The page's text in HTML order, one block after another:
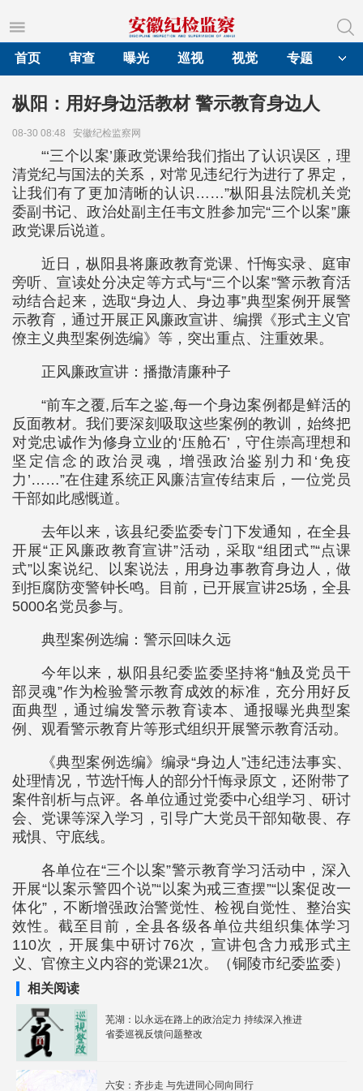
首页
审查 曝光 巡视 视觉 专题
枞阳：用好身边活教材 警示教育身边人
08-30 08:48 安徽纪检监察网
“‘三个以案’廉政党课给我们指出了认识误区，理
清党纪与国法的关系，对常见违纪行为进行了界定，
让我们有了更加清晰的认识……”枞阳县法院机关党
委副书记、政治处副主任韦文胜参加完“三个以案”廉
政党课后说道。
近日，枞阳县将廉政教育党课、忏悔实录、庭审
旁听、宣读处分决定等方式与“三个以案”警示教育活
动结合起来，选取“身边人、身边事”典型案例开展警
示教育，通过开展正风廉政宣讲、编撰《形式主义官
僚主义典型案例选编》等，突出重点、注重效果。
正风廉政宣讲：播撒清廉种子
“前车之覆,后车之鉴,每一个身边案例都是鲜活的
反面教材。我们要深刻吸取这些案例的教训，始终把
对党忠诚作为修身立业的‘压舱石’，守住崇高理想和
坚定信念的政治灵魂，增强政治鉴别力和‘免疫
力’……”在住建系统正风廉洁宣传结束后，一位党员
干部如此感慨道。
去年以来，该县纪委监委专门下发通知，在全县
开展“正风廉政教育宣讲”活动，采取“组团式”“点课
式”以案说纪、以案说法，用身边事教育身边人，做
到拒腐防变警钟长鸣。目前，已开展宣讲25场，全县
5000名党员参与。
典型案例选编：警示回味久远
今年以来，枞阳县纪委监委坚持将“触及党员干
部灵魂”作为检验警示教育成效的标准，充分用好反
面典型，通过编发警示教育读本、通报曝光典型案
例、观看警示教育片等形式组织开展警示教育活动。
《典型案例选编》编录“身边人”违纪违法事实、
处理情况，节选忏悔人的部分忏悔录原文，还附带了
案件剖析与点评。各单位通过党委中心组学习、研讨
会、党课等深入学习，引导广大党员干部知敬畏、存
戒惧、守底线。
各单位在“三个以案”警示教育学习活动中，深入
开展“以案示警四个说”“以案为戒三查摆”“以案促改一
体化”，不断增强政治警觉性、检视自觉性、整治实
效性。截至目前，全县各级各单位共组织集体学习
110次，开展集中研讨76次，宣讲包含力戒形式主
义、官僚主义内容的党课21次。（铜陵市纪委监委）
相关阅读
芜湖：以永远在路上的政治定力 持续深入推进
省委巡视反馈问题整改
六安：齐步走 与先进同心同向同行